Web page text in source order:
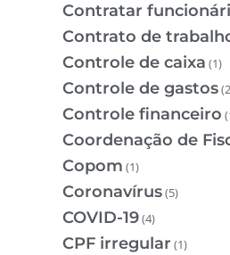
Contratar
Contrato de
Controle de caixa (1)
Controle de gastos
Controle financeiro
Coordenação de
Copom (1)
Coronavírus(5)
COVID-19(4)
CPF irregular (1)